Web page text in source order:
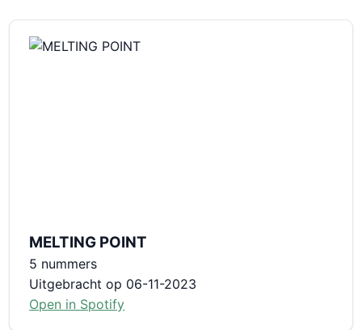
MELTING POINT
5 nummers
Uitgebracht op 06-11-2023
Open in Spotify